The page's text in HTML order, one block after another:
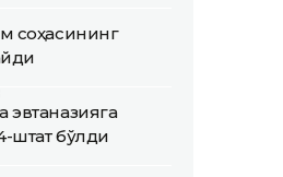
соҳасининг
штат бўлди